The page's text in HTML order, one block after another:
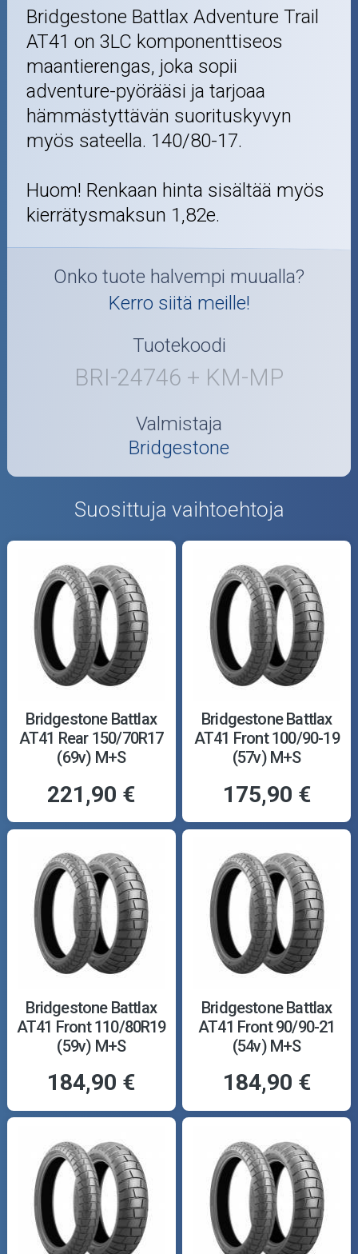
Bridgestone Battlax Adventure Trail
AT41 on 3LC komponenttiseos
maantierengas, joka sopii
adventure-pyörääsi ja tarjoaa
hämmästyttävän suorituskyvyn
myös sateella. 140/80-17.
Huom! Renkaan hinta sisältää myös
kierrätysmaksun 1,82e.
Onko tuote halvempi muualla?
Kerro siitä meille!
Tuotekoodi
BRI-24746 + KM-MP
Valmistaja
Bridgestone
Suosittuja vaihtoehtoja
Bridgestone Battlax
AT41 Rear 150/70R17
(69v) M+S
221,90 €
Bridgestone Battlax
AT41 Front 100/90-19
(57v) M+S
175,90 €
Bridgestone Battlax
AT41 Front 110/80R19
(59v) M+S
184,90 €
Bridgestone Battlax
AT41 Front 90/90-21
(54v) M+S
184,90 €